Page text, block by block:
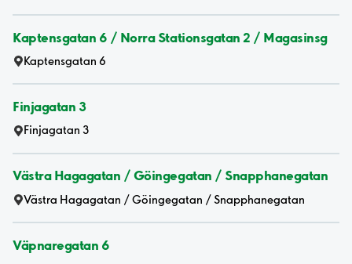
Kaptensgatan 6 / Norra Stationsgatan 2 / Magasinsg
Kaptensgatan 6
Finjagatan 3
Finjagatan 3
Västra Hagagatan / Göingegatan / Snapphanegatan
Västra Hagagatan / Göingegatan / Snapphanegatan
Väpnaregatan 6